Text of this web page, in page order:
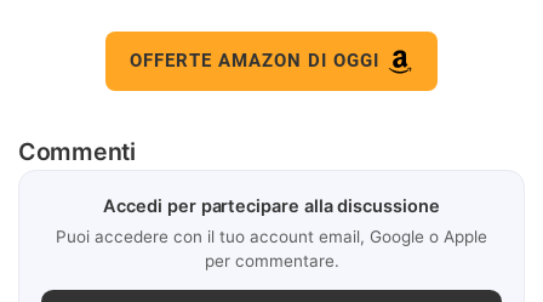
OFFERTE AMAZON DI OGGI
Commenti
Accedi per partecipare alla discussione
Puoi accedere con il tuo account email, Google o Apple
per commentare.